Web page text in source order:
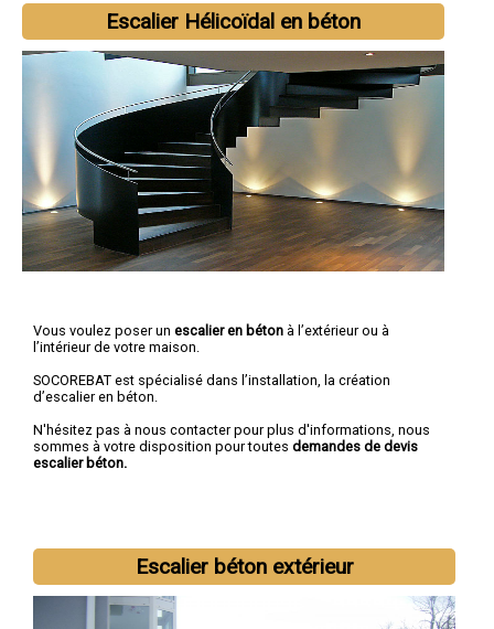
Escalier Hélicoïdal en béton
Vous voulez poser un escalier en béton à l’extérieur ou à
l’intérieur de votre maison.
SOCOREBAT est spécialisé dans l’installation, la création
d’escalier en béton.
N'hésitez pas à nous contacter pour plus d'informations, nous
sommes à votre disposition pour toutes demandes de devis
escalier béton.
Escalier béton extérieur